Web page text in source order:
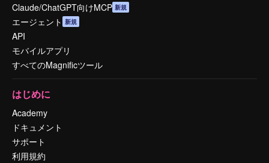
Claude/ChatGPT向けMCP 新規
エージェント 新規
API
モバイルアプリ
すべてのMagnificツール
はじめに
Academy
ドキュメント
サポート
利用規約